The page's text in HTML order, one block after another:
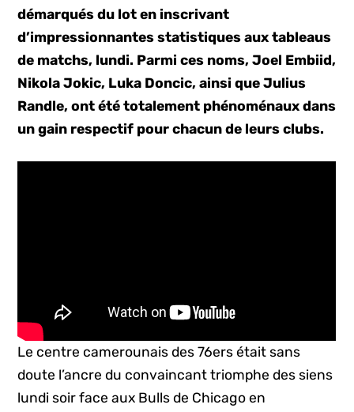
démarqués du lot en inscrivant
d’impressionnantes statistiques aux tableaus
de matchs, lundi. Parmi ces noms, Joel Embiid,
Nikola Jokic, Luka Doncic, ainsi que Julius
Randle, ont été totalement phénoménaux dans
un gain respectif pour chacun de leurs clubs.
Le centre camerounais des 76ers était sans
doute l’ancre du convaincant triomphe des siens
lundi soir face aux Bulls de Chicago en